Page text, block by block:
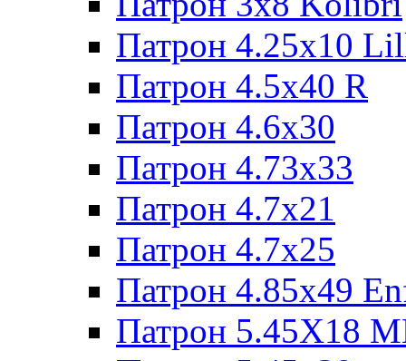
Патрон 4.25x10
Патрон 4.5x40 R
Патрон 4.6x30
Патрон 4.73x33
Патрон 4.7x21
Патрон 4.7x25
Патрон 4.85x49
Патрон 5.45X18